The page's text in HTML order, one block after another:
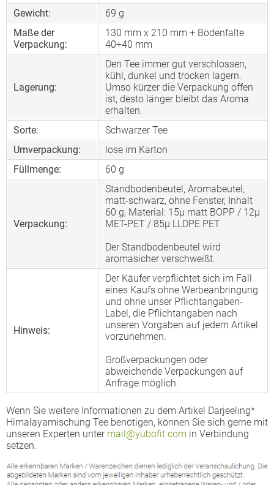
Gewicht:
69 g
Maße der
Verpackung:
130 mm x 210 mm + Bodenfalte
40+40 mm
Lagerung:
Den Tee immer gut verschlossen,
kühl, dunkel und trocken lagern.
Umso kürzer die Verpackung offen
ist, desto länger bleibt das Aroma
erhalten.
Sorte:
Schwarzer Tee
Umverpackung:
lose im Karton
Füllmenge:
60 g
Verpackung:
Standbodenbeutel, Aromabeutel,
matt-schwarz, ohne Fenster, Inhalt
60 g, Material: 15µ matt BOPP / 12µ
MET-PET / 85µ LLDPE PET
Der Standbodenbeutel wird
aromasicher verschweißt.
Hinweis:
Der Käufer verpflichtet sich im Fall
eines Kaufs ohne Werbeanbringung
und ohne unser Pflichtangaben-
Label, die Pflichtangaben nach
unseren Vorgaben auf jedem Artikel
vorzunehmen.
Großverpackungen oder
abweichende Verpackungen auf
Anfrage möglich.
Wenn Sie weitere Informationen zu dem Artikel Darjeeling*
Himalayamischung Tee benötigen, können Sie sich gerne mit
unseren Experten unter mail@yubofit.com in Verbindung
setzen.